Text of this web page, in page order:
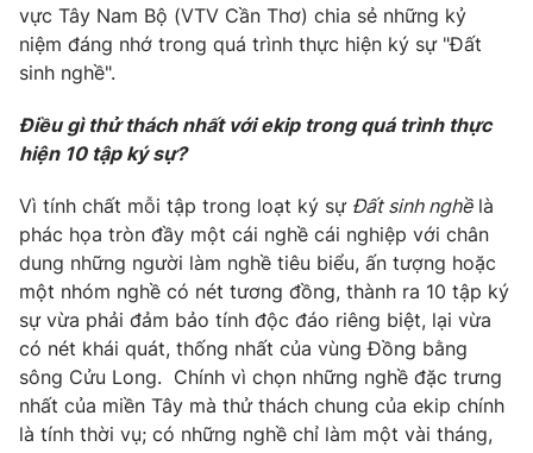
Góc doanh nghiệp
Truyền hình
Phim VTV
Hậu trường
Nhân vật
Khán giả
Giải sao mai
Giải trí
Điện ảnh
Sao
Đời sống
Du lịch
Làm đẹp
Chất lượng cuộc sống
Giáo dục
Tuyển sinh
Học trực tuyến
Công nghệ
Hitech Công nghệ tương lai
Sản phẩm
Thị trường
Giao lưu trực tuyến
Lịch phát sóng
vực Tây Nam Bộ (VTV Cần Thơ) chia sẻ những kỷ
niệm đáng nhớ trong quá trình thực hiện ký sự "Đất
sinh nghề".
Điều gì thử thách nhất với ekip trong quá trình thực
hiện 10 tập ký sự?
Vì tính chất mỗi tập trong loạt ký sự Đất sinh nghềlà
phác họa tròn đầy một cái nghề cái nghiệp với chân
dung những người làm nghề tiêu biểu, ấn tượng hoặc
một nhóm nghề có nét tương đồng, thành ra 10 tập ký
sự vừa phải đảm bảo tính độc đáo riêng biệt, lại vừa
có nét khái quát, thống nhất của vùng Đồng bằng
sông Cửu Long. Chính vì chọn những nghề đặc trưng
nhất của miền Tây mà thử thách chung của ekip chính
là tính thời vụ; có những nghề chỉ làm một vài tháng,